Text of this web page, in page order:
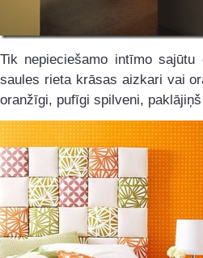
Tik nepieciešamo intīmo sajūtu
saules rieta krāsas aizkari vai
oranžīgi, pufīgi spilveni,